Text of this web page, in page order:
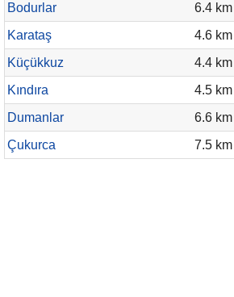
Bodurlar
6.4 km
Karataş
4.6 km
Küçükkuz
4.4 km
Kındıra
4.5 km
Dumanlar
6.6 km
Çukurca
7.5 km